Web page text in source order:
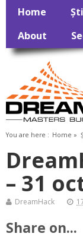
Home
About
You are here : Home »
– 31
DreamHack
Share on...